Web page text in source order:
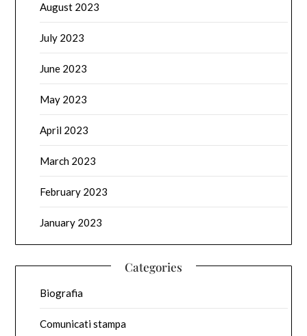
August 2023
July 2023
June 2023
May 2023
April 2023
March 2023
February 2023
January 2023
Categories
Biografia
Comunicati stampa